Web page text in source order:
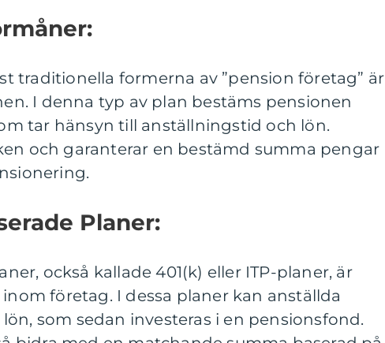
traditionella formerna av ”pension företag” är
I denna typ av plan bestäms pensionen
tar hänsyn till anställningstid och lön.
och garanterar en bestämd summa pengar
Planer:
också kallade 401(k) eller ITP-planer, är
företag. I dessa planer kan anställda
som sedan investeras i en pensionsfond.